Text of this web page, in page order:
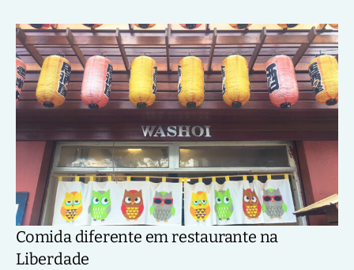
Comida diferente em restaurante na
Liberdade